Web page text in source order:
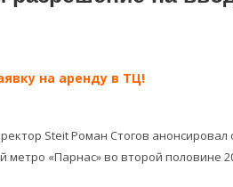
на аренду в ТЦ!
Steit Роман Стогов
метро «Парнас» во второй половине